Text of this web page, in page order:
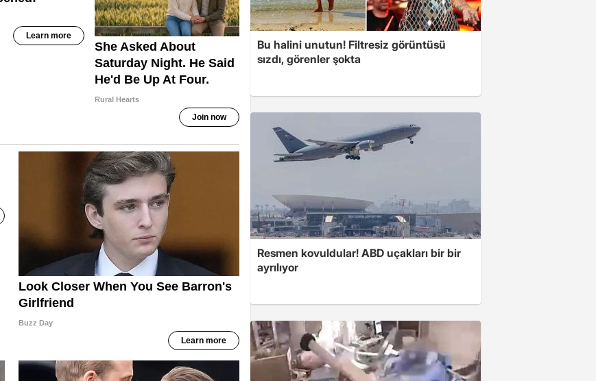
Bu halini unutun! Filtresiz görüntüsü
sızdı, görenler şokta
Resmen kovuldular! ABD uçakları bir bir
ayrılıyor